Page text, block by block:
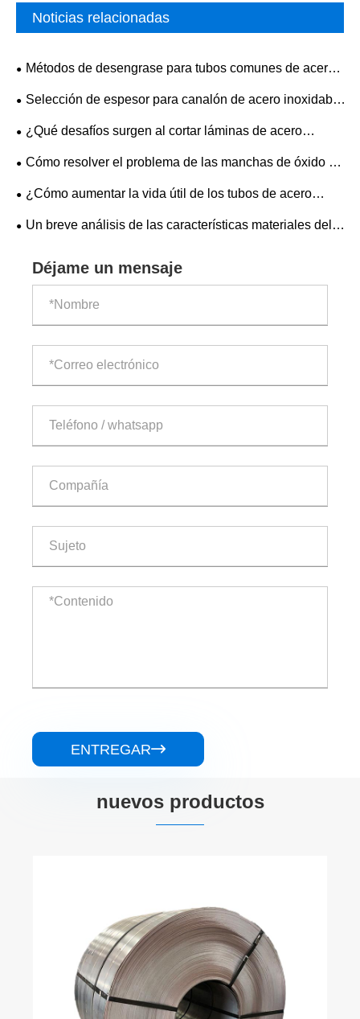
Noticias relacionadas
​Métodos de desengrase para tubos comunes de acero
inoxidable 310S
​Selección de espesor para canalón de acero inoxidable
316L
¿Qué desafíos surgen al cortar láminas de acero
inoxidable 304?
Cómo resolver el problema de las manchas de óxido en
las bobinas de acero inoxidable
¿Cómo aumentar la vida útil de los tubos de acero
inoxidable?
​Un breve análisis de las características materiales del
Déjame un mensaje
ENTREGAR
nuevos productos